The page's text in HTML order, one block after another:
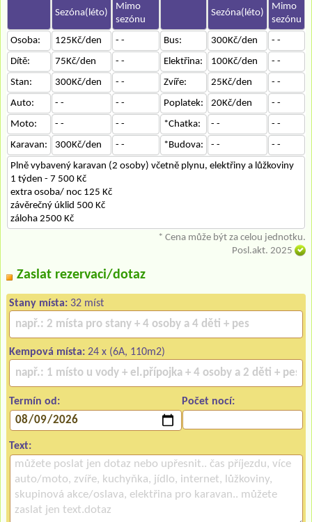
Sezóna(léto)
Mimo
sezónu
Sezóna(léto)
Mimo
sezónu
Osoba:
125Kč/den - - Bus: 300Kč/den
- -
Dítě:
75Kč/den - - Elektřina: 100Kč/den
- -
Stan:
300Kč/den - - Zvíře: 25Kč/den
- -
Auto:
- - - - Poplatek: 20Kč/den
- -
Moto:
- - - - *Chatka: - -
- -
Karavan:
300Kč/den - - *Budova: - -
- -
Plně vybavený karavan (2 osoby) včetně plynu, elektřiny a lůžkoviny
1 týden - 7 500 Kč
extra osoba/ noc 125 Kč
závěrečný úklid 500 Kč
záloha 2500 Kč
* Cena může být za celou jednotku.
Posl.akt. 2025
Zaslat rezervaci/dotaz
Stany místa: 32 míst
Kempová místa: 24 x (6A, 110m2)
Termín od: Počet nocí:
Text: